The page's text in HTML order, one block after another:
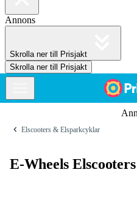
Annons
Skrolla ner till Prisjakt
Skrolla ner till Prisjakt
Elscooters & Elsparkcyklar
E-Wheels